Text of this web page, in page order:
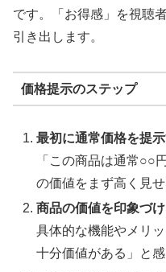
です。「お得感」を視聴
引き出します。
価格提示のステップ
最初に通常価格を提
「この商品は通常○○
の価値をまず高く見せ
商品の価値を印象づ
具体的な機能やメリ
十分価値がある」と感